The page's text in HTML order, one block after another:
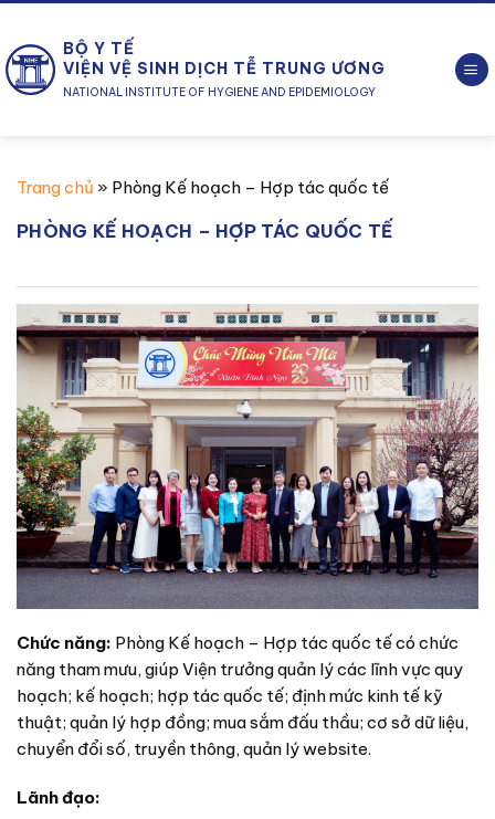
nội
dung
BỘ Y TẾ
VIỆN VỆ SINH DỊCH TỄ TRUNG ƯƠNG
NATIONAL INSTITUTE OF HYGIENE AND EPIDEMIOLOGY
Trang chủ » Phòng Kế hoạch – Hợp tác quốc tế
PHÒNG KẾ HOẠCH – HỢP TÁC QUỐC TẾ
Chức năng: Phòng Kế hoạch – Hợp tác quốc tế có chức
năng tham mưu, giúp Viện trưởng quản lý các lĩnh vực quy
hoạch; kế hoạch; hợp tác quốc tế; định mức kinh tế kỹ
thuật; quản lý hợp đồng; mua sắm đấu thầu; cơ sở dữ liệu,
chuyển đổi số, truyền thông, quản lý website.
Lãnh đạo: